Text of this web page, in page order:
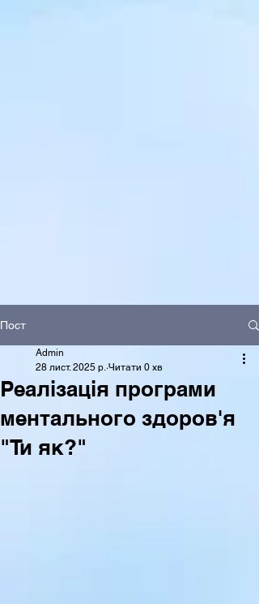
Пост
Реалізація програми
ментального здоров'я
"Ти як?"
Admin
28 лист. 2025 р. Читати 0 хв